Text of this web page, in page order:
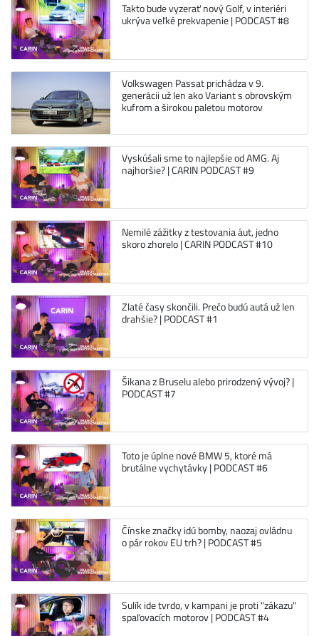
Takto bude vyzerať nový Golf, v interiéri
ukrýva veľké prekvapenie | PODCAST #8
Volkswagen Passat prichádza v 9.
generácii už len ako Variant s obrovským
kufrom a širokou paletou motorov
Vyskúšali sme to najlepšie od AMG. Aj
najhoršie? | CARIN PODCAST #9
Nemilé zážitky z testovania áut, jedno
skoro zhorelo | CARIN PODCAST #10
Zlaté časy skončili. Prečo budú autá už len
drahšie? | PODCAST #1
Šikana z Bruselu alebo prirodzený vývoj? |
PODCAST #7
Toto je úplne nové BMW 5, ktoré má
brutálne vychytávky | PODCAST #6
Čínske značky idú bomby, naozaj ovládnu
o pár rokov EU trh? | PODCAST #5
Sulík ide tvrdo, v kampani je proti "zákazu"
spaľovacích motorov | PODCAST #4